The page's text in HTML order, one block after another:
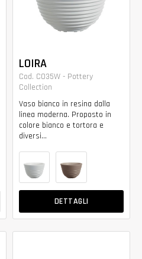
LOIRA
Cod. CO35W - Pottery
Collection
Vaso bianco in resina dalla
linea moderna. Proposto in
colore bianco e tortora e
diversi...
DETTAGLI